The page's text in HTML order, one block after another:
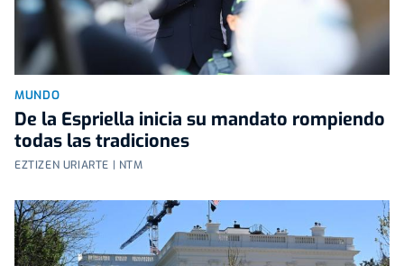
MUNDO
De la Espriella inicia su mandato rompiendo
todas las tradiciones
EZTIZEN URIARTE | NTM